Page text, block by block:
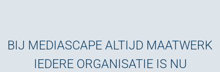
BIJ MEDIASCAPE ALTIJD MAATWERK
IEDERE ORGANISATIE IS NU